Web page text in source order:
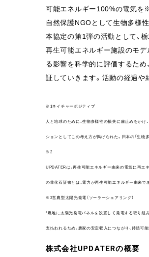
可能エネルギー100%の電気を
自然保護NGOとして生物多様
本協定の第1弾の活動として、
再生可能エネルギー施設のモ
る影響を科学的に評価するため
証していきます。活動の経過や
※1ネイチャーポジティブ
人と地球のために、生物多様性の損失に歯止めをかけ
ションとしてこの考え方が掲げられた。日本の「生
※2
UPDATERは、再生可能エネルギー由来の電気に再エ
の非化石証書とは、電力が再生可能エネルギー由来で
※3営農型太陽光発電（ソーラーシェアリング）
*農地に太陽光発電パネルを設置して発電する取り組
支払われるため、農家の安定収入につながり、持続可
株式会社UPDATERの概要